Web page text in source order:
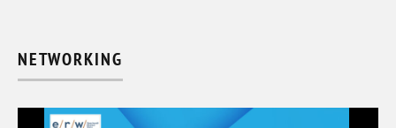
NETWORKING